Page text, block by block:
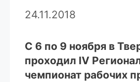
24.11.2018
С 6 по 9 ноября в
проходил IV
чемпионат рабочих